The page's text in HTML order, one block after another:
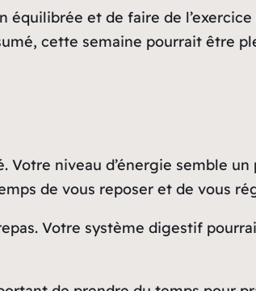
et de faire de
cette semaine pourrait être
niveau d’énergie semble
de vous reposer et de vous
Votre système digestif